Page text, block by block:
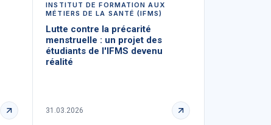
INSTITUT DE FORMATION AUX
MÉTIERS DE LA SANTÉ (IFMS)
Lutte contre la précarité
menstruelle : un projet des
étudiants de l'IFMS devenu
réalité
31.03.2026